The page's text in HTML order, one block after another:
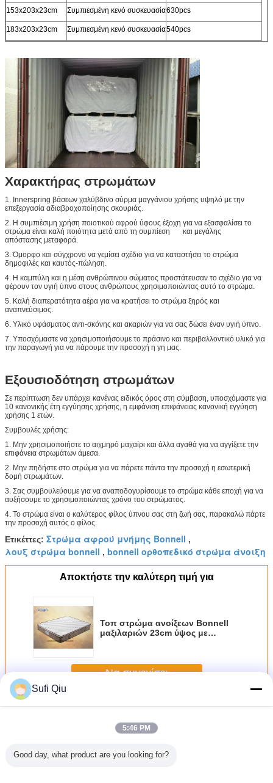
153x203x23cm Συμπιεσμένη κενό συσκευασία630pcs
183x203x23cm Συμπιεσμένη κενό συσκευασία540pcs
Χαρακτήρας στρωμάτων
1. Innerspring βάσεων χαλύβδινο σύρμα μαγγάνιου χρήσης υψηλό με την
επεξεργασία αδιαβροχοποίησης σκουριάς.
2. Η συμπιέσιμη χρήση ποιοτικού αφρού ύφους έξοχη για να εξασφαλίσει το
στρώμα είναι καλή ποιότητα μετά από τη συμπίεση και μεγάλης
απόστασης μεταφορά.
3. Όμορφο και σύγχρονο να γεμίσει σχέδιο για να καταστήσει το στρώμα
δημοφιλές και καυτός-πώληση.
4. Η καμπύλη και η μέση ανθρώπινου σώματος προστάτευσαν το σχέδιο για να
φέρουν τον υγιή ύπνο στους ανθρώπους χρησιμοποιώντας αυτό το στρώμα.
5. Καλή διαπερατότητα αέρα για να κρατήσει το στρώμα ξηρός και
αναπνεύσιμος.
6. Υλικό υφάσματος αντι-σκόνης και ακαριών για να σας δώσει έναν υγιή ύπνο.
7. Υποσχόμαστε να χρησιμοποιήσουμε το πράσινο και περιβαλλοντικό υλικό για
την παραγωγή για να πάρουμε την προσοχή η γη μας.
Εξουσιοδότηση στρωμάτων
Σε περίπτωση δεν υπάρχει κανένας ειδικός όρος στη σύμβαση, υποσχόμαστε για
10 κανονικής έτη εγγύησης χρήσης, η εμφάνιση επιφάνειας κανονική εγγύηση
χρήσης 1 ετών.
Συμβουλές χρήσης:
1. Μην χρησιμοποιήστε το αιχμηρό μαχαίρι και άλλα αγαθά για να αγγίξετε την
επιφάνεια στρωμάτων άμεσα.
2. Μην πηδήστε στο στρώμα για να πάρετε πάντα την προσοχή η εσωτερική
δομή στρωμάτων.
3. Σας συμβουλεύουμε για να αναποδογυρίσουμε το στρώμα κάθε εποχή για να
αυξήσουμε το χρησιμοποιώντας χρόνο του στρώματος.
4. Το στρώμα είναι ο καλύτερος φίλος ύπνου σας στη ζωή σας, παρακαλώ πάρτε
την προσοχή αυτός ο φίλος.
Ετικέττες: Στρώμα αφρού μνήμης Bonnell ,
λουξ στρώμα bonnell , bonnell ορθοπεδικό στρώμα άνοιξη
Αποκτήστε την καλύτερη τιμή για
Τοπ στρώμα ανοίξεων Bonnell
μαξιλαριών 23cm ύψος με
Να συνεχίσει
ΠερισσότεροιΣτρώμα ανοίξεων Bonnell
Sufi Qiu
5:46 PM
Good day, what product are you looking for?